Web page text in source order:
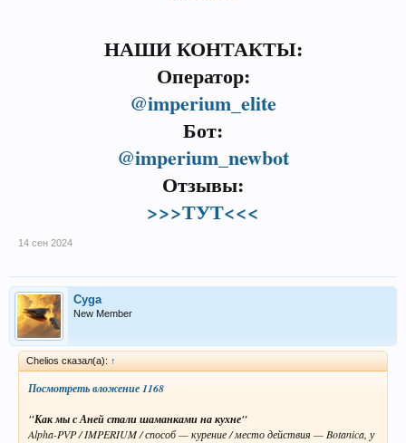
НАШИ КОНТАКТЫ:
Оператор:
@imperium_elite
Бот:
@imperium_newbot
Отзывы:
>>>ТУТ<<<
14 сен 2024
Cyga
New Member
Chelios сказал(а): ↑
Посмотреть вложение 1168
"Как мы с Аней стали шаманками на кухне"
Alpha-PVP / IMPERIUM / способ — курение / место действия — Botanica, у